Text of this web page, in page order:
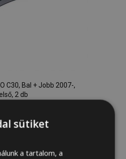
C30, Bal + Jobb 2007-,
első, 2 db
Hozzáadás
sütiket
a tartalom, a